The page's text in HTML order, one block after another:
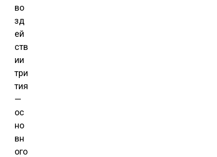
во
зд
ей
ств
ии
три
тия
—
ос
но
вн
ого